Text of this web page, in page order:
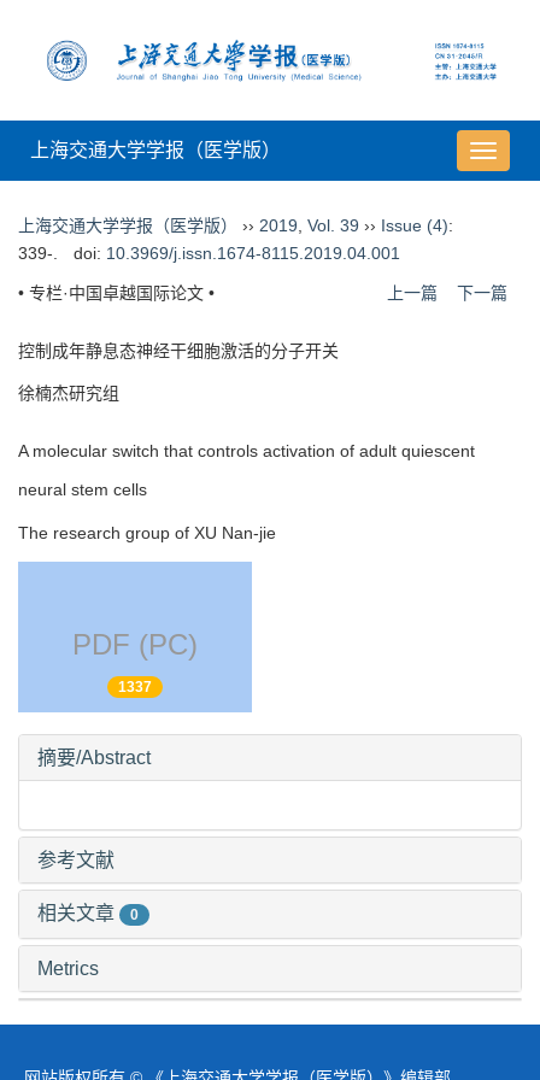
导
航
上海交通大学学报（医学版）
上海交通大学学报（医学版） ›› 2019 Vol. 39 ›› Issue (4):
339-.
doi: 10.3969/j.issn.1674-8115.2019.04.001
• 专栏·中国卓越国际论文 • 上一篇 下一篇
控制成年静息态神经干细胞激活的分子开关
徐楠杰研究组
A molecular switch that controls activation of adult quiescent
neural stem cells
The research group of XU Nan-jie
PDF (PC)
1337
摘要/Abstract
参考文献
相关文章 0
Metrics